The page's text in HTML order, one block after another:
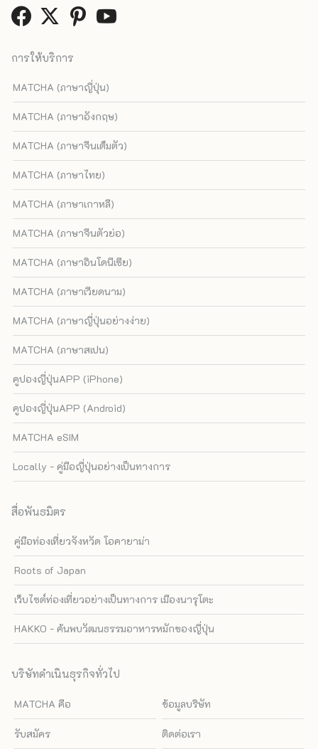
การให้บริการ
MATCHA (ภาษาญี่ปุ่น)
MATCHA (ภาษาอังกฤษ)
MATCHA (ภาษาจีนเต็มตัว)
MATCHA (ภาษาไทย)
MATCHA (ภาษาเกาหลี)
MATCHA (ภาษาจีนตัวย่อ)
MATCHA (ภาษาอินโดนีเซีย)
MATCHA (ภาษาเวียดนาม)
MATCHA (ภาษาญี่ปุ่นอย่างง่าย)
MATCHA (ภาษาสเปน)
คูปองญี่ปุ่นAPP (iPhone)
คูปองญี่ปุ่นAPP (Android)
MATCHA eSIM
Locally - คู่มือญี่ปุ่นอย่างเป็นทางการ
สื่อพันธมิตร
คู่มือท่องเที่ยวจังหวัด โอคายาม่า
Roots of Japan
เว็บไซต์ท่องเที่ยวอย่างเป็นทางการ เมืองนารุโตะ
HAKKO - ค้นพบวัฒนธรรมอาหารหมักของญี่ปุ่น
บริษัทดำเนินธุรกิจทั่วไป
MATCHA คือ ข้อมูลบริษัท
รับสมัคร ติดต่อเรา